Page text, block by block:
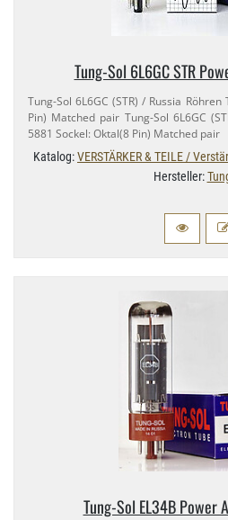
Tung-​Sol 6L6GC STR
Tung-​Sol 6L6GC (STR) / Russia
Pin) Matched pair Tung-​Sol 6L6GC
5881 Sockel: Oktal(8 Pin) Matched pair
Katalog:VERSTÄRKER & TEILE /
Hersteller:
Tung-​Sol EL34B Power